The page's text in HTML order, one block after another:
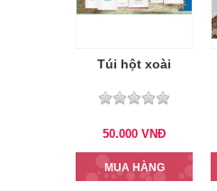
Túi hột xoài
50.000 VNĐ
MUA HÀNG